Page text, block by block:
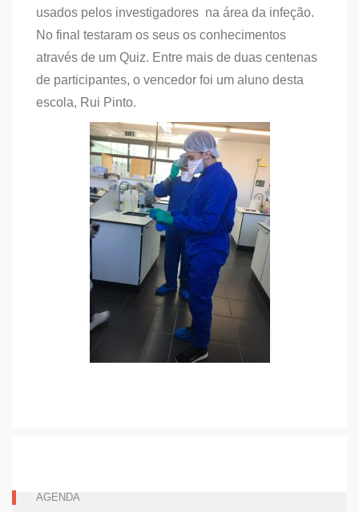
usados pelos investigadores na área da infeção.
No final testaram os seus os conhecimentos
através de um Quiz. Entre mais de duas centenas
de participantes, o vencedor foi um aluno desta
escola, Rui Pinto.
AGENDA